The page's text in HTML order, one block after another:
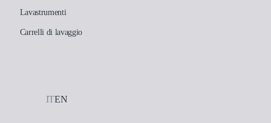
Lavastrumenti
Carrelli di lavaggio
ITEN